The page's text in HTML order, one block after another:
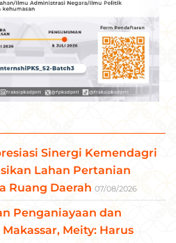
Sinergi Kemendagri
Lahan Pertanian
Ruang Daerah 07/08/2026
Penganiayaan dan
Meity: Harus